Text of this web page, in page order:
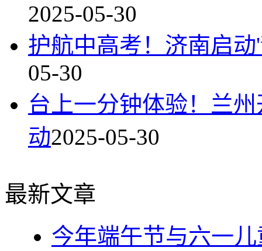
2025-05-30
护航中高考！济南启
05-30
台上一分钟体验！兰
动2025-05-30
最新文章
今年端午节与六一